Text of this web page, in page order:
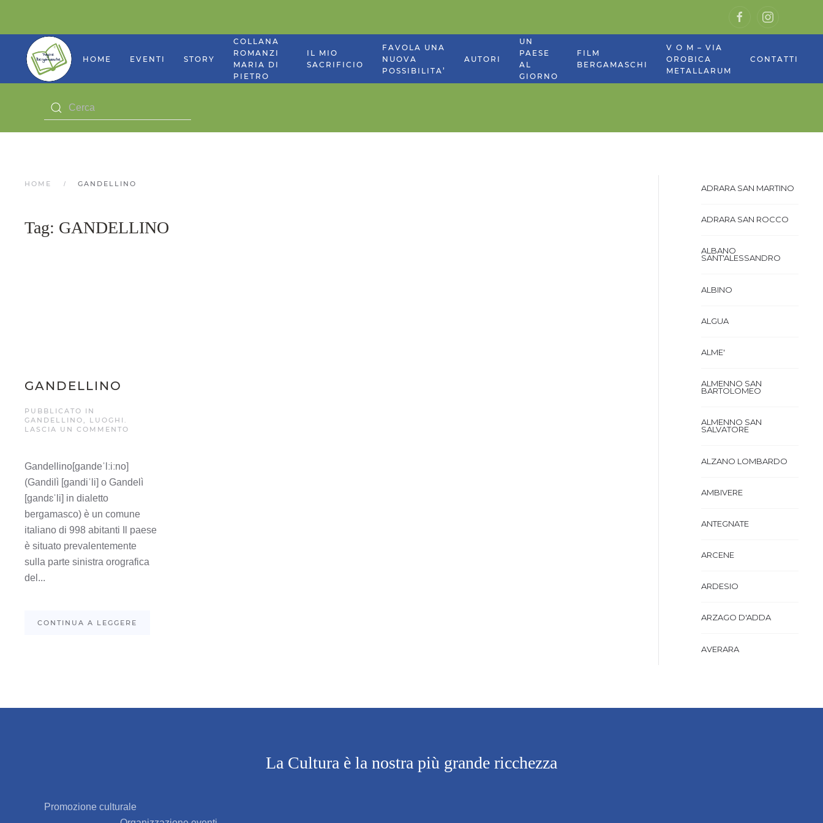
HOME EVENTI STORY
COLLANA
ROMANZI
MARIA DI
PIETRO
IL MIO
SACRIFICIO
FAVOLA UNA
NUOVA
POSSIBILITA’
AUTORI
UN
PAESE
AL
GIORNO
FILM
BERGAMASCHI
V O M – VIA
OROBICA
METALLARUM
CONTATTI
HOME GANDELLINO
Tag: GANDELLINO
GANDELLINO
PUBBLICATO IN
GANDELLINO, LUOGHI .
LASCIA UN COMMENTO
Gandellino[ɡandeˈlːiːno]
(Gandilì [ɡandiˈli] o Gandelì
[ɡandɛˈli] in dialetto
bergamasco) è un comune
italiano di 998 abitanti Il paese
è situato prevalentemente
sulla parte sinistra orografica
del...
CONTINUA A LEGGERE
ADRARA SAN MARTINO
ADRARA SAN ROCCO
ALBANO
SANT'ALESSANDRO
ALBINO
ALGUA
ALME'
ALMENNO SAN
BARTOLOMEO
ALMENNO SAN
SALVATORE
ALZANO LOMBARDO
AMBIVERE
ANTEGNATE
ARCENE
ARDESIO
ARZAGO D'ADDA
AVERARA
La Cultura è la nostra più grande ricchezza
Promozione culturale